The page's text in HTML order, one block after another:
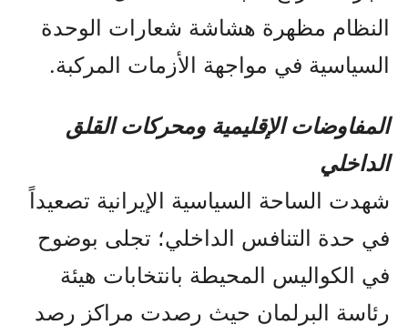
النظام مظهرة هشاشة شعارات الوحدة
السياسية في مواجهة الأزمات المركبة.
المفاوضات الإقليمية ومحركات القلق
الداخلي
شهدت الساحة السياسية الإيرانية تصعيداً
في حدة التنافس الداخلي؛ تجلى بوضوح
في الكواليس المحيطة بانتخابات هيئة
رئاسة البرلمان حيث رصدت مراكز رصد